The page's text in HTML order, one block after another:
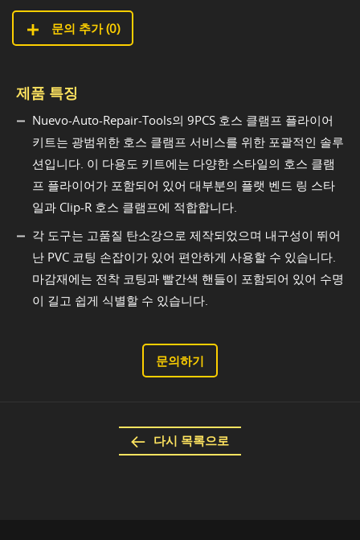
문의 추가 (0)
제품 특징
Nuevo-Auto-Repair-Tools의 9PCS 호스 클램프 플라이어
키트는 광범위한 호스 클램프 서비스를 위한 포괄적인 솔루
션입니다. 이 다용도 키트에는 다양한 스타일의 호스 클램
프 플라이어가 포함되어 있어 대부분의 플랫 벤드 링 스타
일과 Clip-R 호스 클램프에 적합합니다.
각 도구는 고품질 탄소강으로 제작되었으며 내구성이 뛰어
난 PVC 코팅 손잡이가 있어 편안하게 사용할 수 있습니다.
마감재에는 전착 코팅과 빨간색 핸들이 포함되어 있어 수명
이 길고 쉽게 식별할 수 있습니다.
문의하기
다시 목록으로